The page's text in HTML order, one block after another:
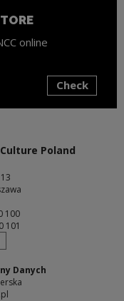
online
Check
Poland
100
101
Danych